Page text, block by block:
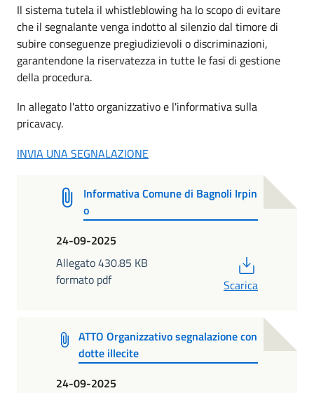
Il sistema tutela il whistleblowing ha lo scopo di evitare
che il segnalante venga indotto al silenzio dal timore di
subire conseguenze pregiudizievoli o discriminazioni,
garantendone la riservatezza in tutte le fasi di gestione
della procedura.
In allegato l'atto organizzativo e l'informativa sulla
pricavacy.
INVIA UNA SEGNALAZIONE
Informativa Comune di Bagnoli Irpin
o
24-09-2025
Allegato 430.85 KB
formato pdf
Scarica
ATTO Organizzativo segnalazione con
dotte illecite
24-09-2025